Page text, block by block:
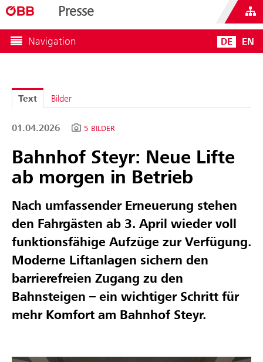
Presse
Navigation DE EN
Text Bilder
01.04.2026 5 BILDER
Bahnhof Steyr: Neue Lifte
ab morgen in Betrieb
Nach umfassender Erneuerung stehen
den Fahrgästen ab 3. April wieder voll
funktionsfähige Aufzüge zur Verfügung.
Moderne Liftanlagen sichern den
barrierefreien Zugang zu den
Bahnsteigen – ein wichtiger Schritt für
mehr Komfort am Bahnhof Steyr.